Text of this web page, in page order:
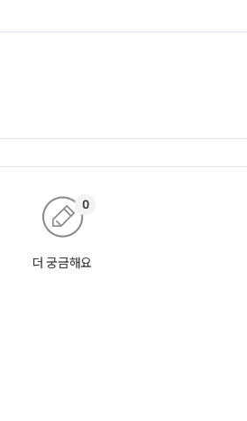
더 궁금해요
0